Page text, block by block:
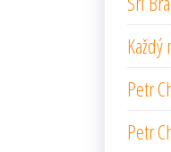
Petr
Petr